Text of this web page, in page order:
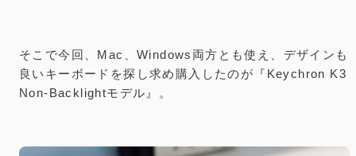
そこで今回、Mac、Windows両方とも使え、デザインも
良いキーボードを探し求め購入したのが『Keychron K3
Non-Backlightモデル』。